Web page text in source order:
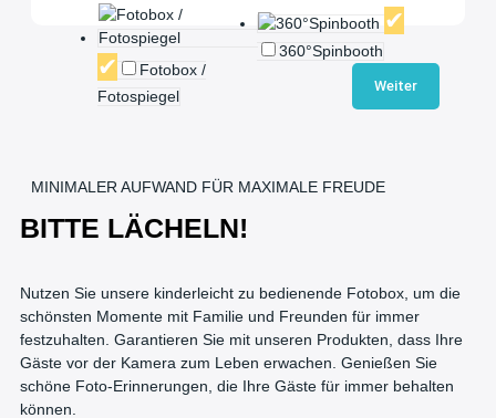
MINIMALER AUFWAND FÜR MAXIMALE FREUDE
BITTE LÄCHELN!
Nutzen Sie unsere kinderleicht zu bedienende Fotobox, um die
schönsten Momente mit Familie und Freunden für immer
festzuhalten. Garantieren Sie mit unseren Produkten, dass Ihre
Gäste vor der Kamera zum Leben erwachen. Genießen Sie
schöne Foto-Erinnerungen, die Ihre Gäste für immer behalten
können.
Fotobox /
Fotospiegel
360°Spinbooth
Weiter